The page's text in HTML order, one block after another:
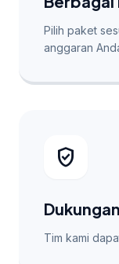
Pilih paket
anggaran
verified_user
Tim kami